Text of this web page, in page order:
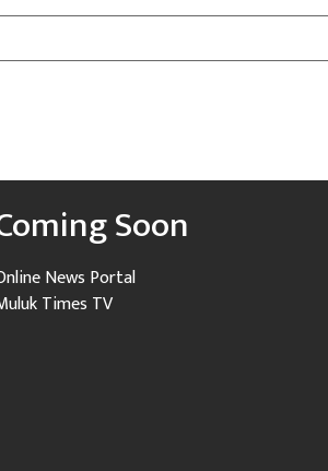
Soon
News Portal
Times TV